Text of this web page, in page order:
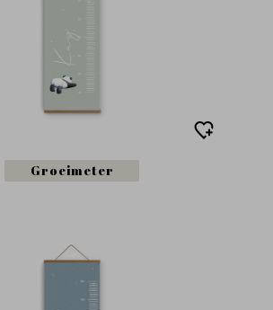
Groeimeter